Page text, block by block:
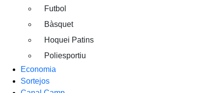
Futbol
Bàsquet
Hoquei Patins
Poliesportiu
Economia
Sortejos